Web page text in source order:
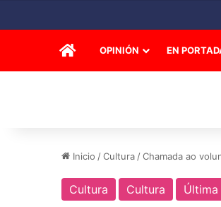
INICIOOPINIÓN EN
Inicio /Cultura /Chamada ao
Cultura Cultura Última